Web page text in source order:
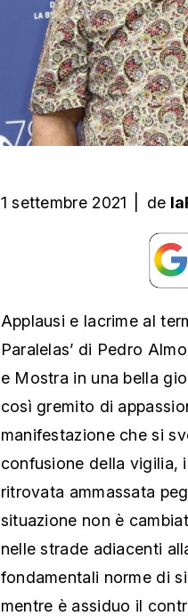
1 settembre 2021 de
Applausi e lacrime al
Paralelas’ di Pedro
e Mostra in una bella
così gremito di
manifestazione che si
confusione della vigilia,
ritrovata ammassata
situazione non è
nelle strade adiacenti
fondamentali norme di
mentre è assiduo il